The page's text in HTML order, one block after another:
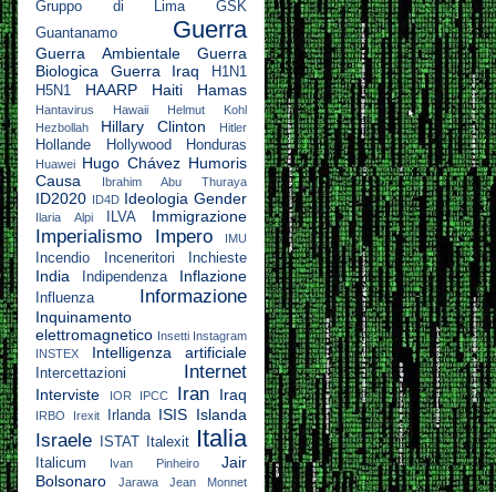
Gruppo di Lima
GSK
Guantanamo
Guerra
Guerra Ambientale
Guerra
Biologica
Guerra Iraq
H1N1
H5N1
HAARP Haiti Hamas
Hantavirus Hawaii
Helmut Kohl
Hezbollah
Hillary Clinton Hitler
Hollande Hollywood Honduras
Huawei Hugo Chávez Humoris
Causa
Ibrahim Abu Thuraya
ID2020 ID4D Ideologia Gender
Ilaria Alpi ILVA Immigrazione
Imperialismo Impero IMU
Incendio Inceneritori Inchieste
India Indipendenza Inflazione
Influenza Informazione
Inquinamento
elettromagnetico Insetti Instagram
INSTEX
Intelligenza artificiale
Intercettazioni Internet
Interviste IOR IPCC Iran Iraq
IRBO Irexit Irlanda ISIS Islanda
Israele ISTAT Italexit Italia
Italicum Ivan Pinheiro
Jair
Bolsonaro
Jarawa
Jean Monnet